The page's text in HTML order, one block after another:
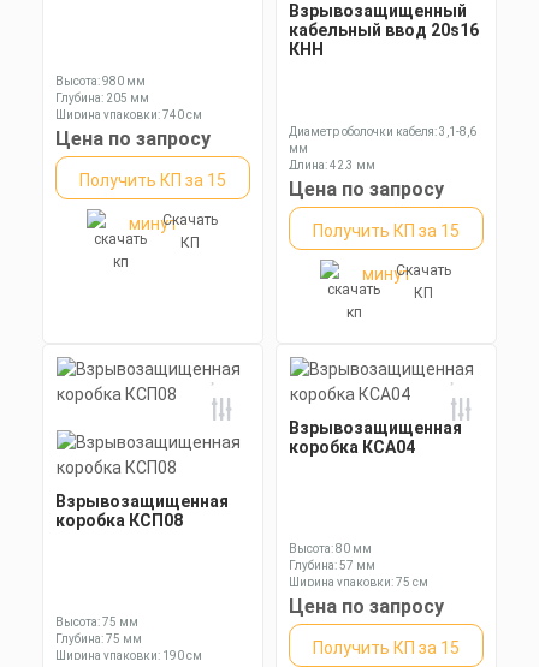
Высота: 980 мм
Глубина: 205 мм
Ширина упаковки: 740 см
Цена по запросу
Получить КП за 15
минутСкачать
КП
Взрывозащищенный
кабельный ввод 20s16
КНН
Диаметр оболочки кабеля: 3,1-8,6
мм
Длина: 42,3 мм
Ключ: 24 мм
Цена по запросу
Получить КП за 15
минутСкачать
КП
Взрывозащищенная
коробка КСП08
Высота: 75 мм
Глубина: 75 мм
Ширина упаковки: 190 см
Взрывозащищенная
коробка КСА04
Высота: 80 мм
Глубина: 57 мм
Ширина упаковки: 75 см
Цена по запросу
Получить КП за 15